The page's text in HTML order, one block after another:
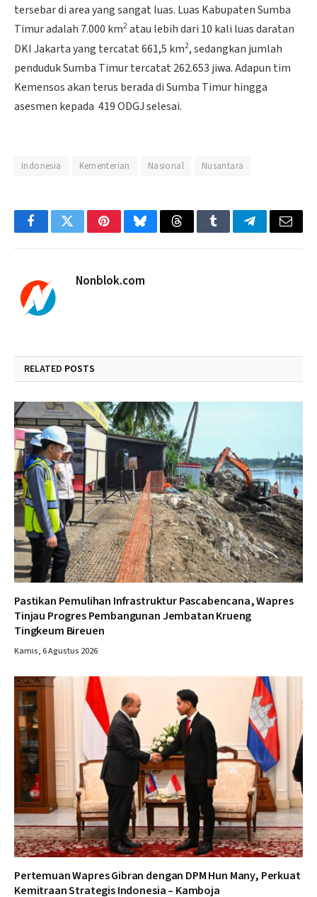
tersebar di area yang sangat luas. Luas Kabupaten Sumba
Timur adalah 7.000 km2 atau lebih dari 10 kali luas daratan
DKI Jakarta yang tercatat 661,5 km2, sedangkan jumlah
penduduk Sumba Timur tercatat 262.653 jiwa. Adapun tim
Kemensos akan terus berada di Sumba Timur hingga
asesmen kepada 419 ODGJ selesai.
Indonesia Kementerian Nasional Nusantara
FacebookTwitterPinterestBlueskyThreadsTumblrTelegramEmail
Nonblok.com
RELATED POSTS
Pastikan Pemulihan Infrastruktur Pascabencana, Wapres
Tinjau Progres Pembangunan Jembatan Krueng
Tingkeum Bireuen
Kamis, 6 Agustus 2026
Pertemuan Wapres Gibran dengan DPM Hun Many, Perkuat
Kemitraan Strategis Indonesia – Kamboja